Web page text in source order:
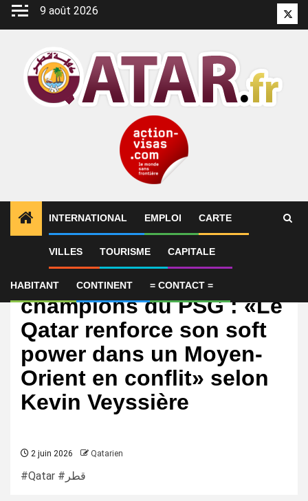
Aller
9 août 2026
INTERNATIONAL EMPLOI CARTE
VILLES TOURISME CAPITALE
HABITANT CONTINENT = CONTACT =
International
2ème Ligue des
champions du PSG : «Le
Qatar renforce son soft
power dans un Moyen-
Orient en conflit» selon
Kevin Veyssière
2 juin 2026 Qatarien
#Qatar #قطر